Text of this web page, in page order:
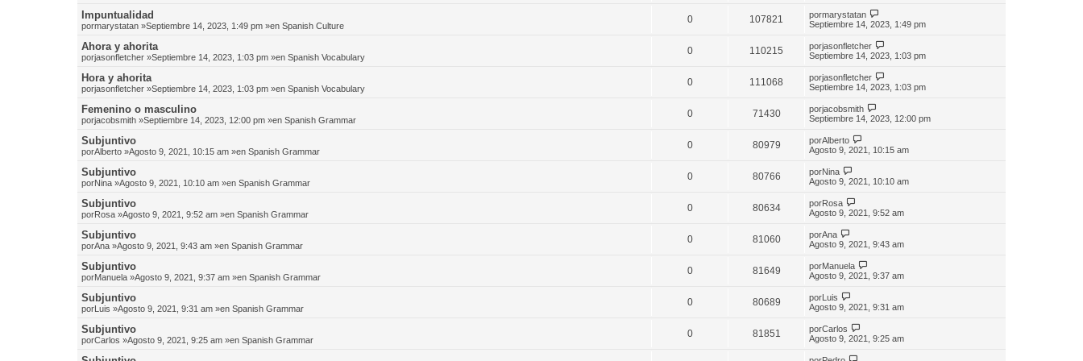
Impuntualidad
pormarystatan »Septiembre 14, 2023, 1:49 pm »en Spanish Culture
0 107821 pormarystatan
Septiembre 14, 2023, 1:49 pm
Ahora y ahorita
porjasonfletcher »Septiembre 14, 2023, 1:03 pm »en Spanish Vocabulary
0 110215 porjasonfletcher
Septiembre 14, 2023, 1:03 pm
Hora y ahorita
porjasonfletcher »Septiembre 14, 2023, 1:03 pm »en Spanish Vocabulary
0 111068 porjasonfletcher
Septiembre 14, 2023, 1:03 pm
Femenino o masculino
porjacobsmith »Septiembre 14, 2023, 12:00 pm »en Spanish Grammar
0 71430 porjacobsmith
Septiembre 14, 2023, 12:00 pm
Subjuntivo
porAlberto »Agosto 9, 2021, 10:15 am »en Spanish Grammar
0 80979 porAlberto
Agosto 9, 2021, 10:15 am
Subjuntivo
porNina »Agosto 9, 2021, 10:10 am »en Spanish Grammar
0 80766 porNina
Agosto 9, 2021, 10:10 am
Subjuntivo
porRosa »Agosto 9, 2021, 9:52 am »en Spanish Grammar
0 80634 porRosa
Agosto 9, 2021, 9:52 am
Subjuntivo
porAna »Agosto 9, 2021, 9:43 am »en Spanish Grammar
0 81060 porAna
Agosto 9, 2021, 9:43 am
Subjuntivo
porManuela »Agosto 9, 2021, 9:37 am »en Spanish Grammar
0 81649 porManuela
Agosto 9, 2021, 9:37 am
Subjuntivo
porLuis »Agosto 9, 2021, 9:31 am »en Spanish Grammar
0 80689 porLuis
Agosto 9, 2021, 9:31 am
Subjuntivo
porCarlos »Agosto 9, 2021, 9:25 am »en Spanish Grammar
0 81851 porCarlos
Agosto 9, 2021, 9:25 am